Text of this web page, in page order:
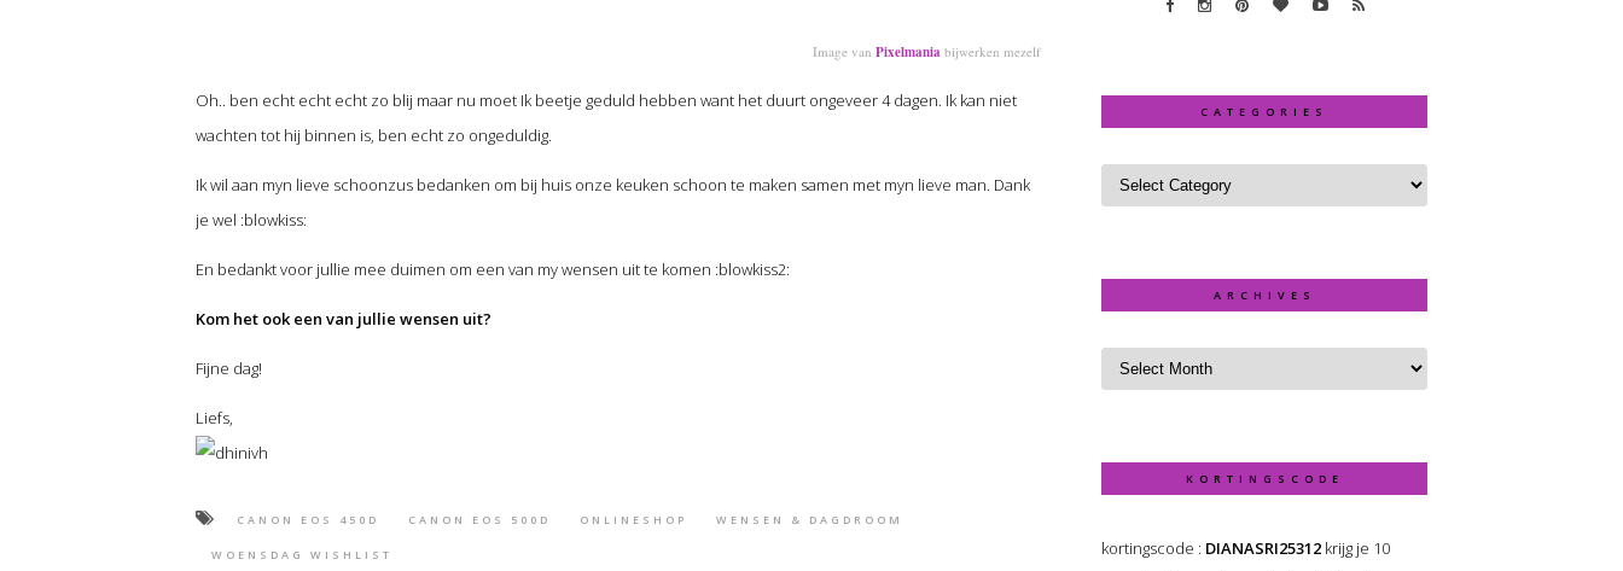
Image van Pixelmania bijwerken mezelf
Oh.. ben echt echt echt zo blij maar nu moet Ik beetje geduld hebben want het duurt ongeveer 4 dagen. Ik kan niet
wachten tot hij binnen is, ben echt zo ongeduldig.
Ik wil aan myn lieve schoonzus bedanken om bij huis onze keuken schoon te maken samen met myn lieve man. Dank
je wel :blowkiss:
En bedankt voor jullie mee duimen om een van my wensen uit te komen :blowkiss2:
Kom het ook een van jullie wensen uit?
Fijne dag!
Liefs,
CANON EOS 450D CANON EOS 500D ONLINESHOP WENSEN & DAGDROOM
WOENSDAG WISHLIST
CATEGORIES
ARCHIVES
KORTINGSCODE
kortingscode : DIANASRI25312 krijg je 10